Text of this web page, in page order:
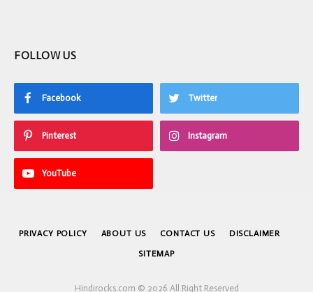
FOLLOW US
Facebook Twitter
Pinterest Instagram
YouTube
PRIVACY POLICY ABOUT US CONTACT US DISCLAIMER
SITEMAP
Hindirocks.com © 2026 All Right Reserved